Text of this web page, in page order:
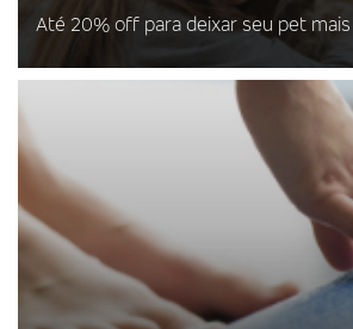
Até 20% off para deixar seu pet